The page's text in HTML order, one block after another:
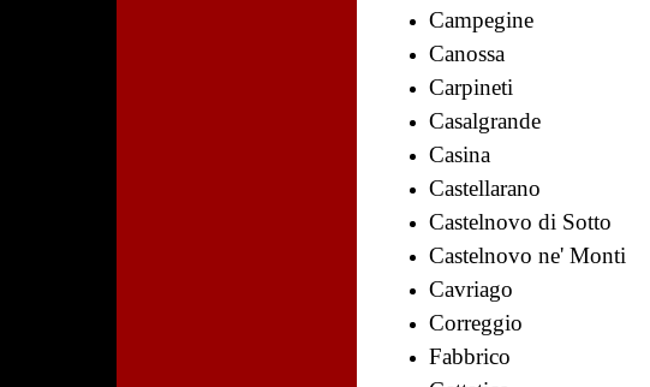
Campegine
Canossa
Carpineti
Casalgrande
Casina
Castellarano
Castelnovo di Sotto
Castelnovo ne' Monti
Cavriago
Correggio
Fabbrico